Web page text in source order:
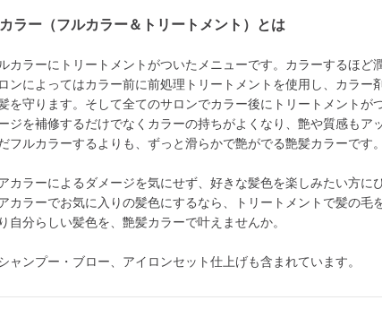
ラー（フルカラー＆トリートメント）とは
カラーにトリートメントがついたメニューです。カラーするほど
ンによってはカラー前に前処理トリートメントを使用し、カラー
を守ります。そして全てのサロンでカラー後にトリートメントが
ジを補修するだけでなくカラーの持ちがよくなり、艶や質感もアッ
フルカラーするよりも、ずっと滑らかで艶がでる艶髪カラーです。
カラーによるダメージを気にせず、好きな髪色を楽しみたい方に
カラーでお気に入りの髪色にするなら、トリートメントで髪の毛
自分らしい髪色を、艶髪カラーで叶えませんか。
ャンプー・ブロー、アイロンセット仕上げも含まれています。